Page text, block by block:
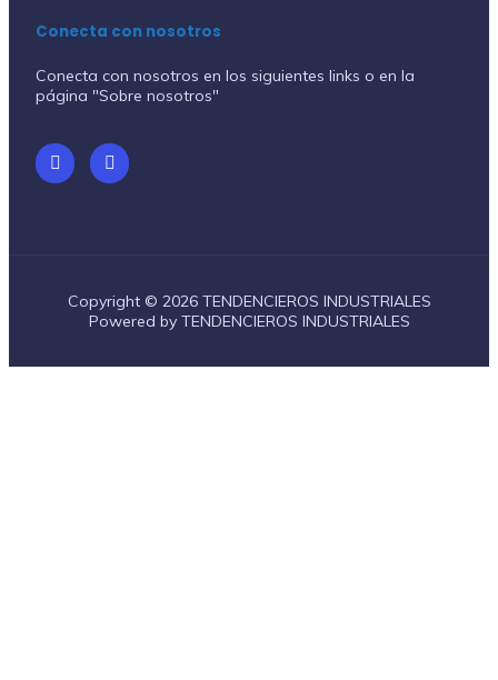
Conecta con nosotros
Conecta con nosotros en los siguientes links o en la
página "Sobre nosotros"
Copyright © 2026 TENDENCIEROS INDUSTRIALES
Powered by TENDENCIEROS INDUSTRIALES